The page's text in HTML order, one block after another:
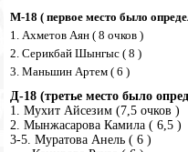
М-18 ( первое место было
1. Ахметов Аян ( 8 очков )
2. Серикбай Шынгыс ( 8 )
3. Маньшин Артем ( 6 )
Д-18 (третье место было
1. Мухит Айсезим (7,5 очков )
2. Мынжасарова Камила ( 6,5 )
3-5. Муратова Анель ( 6 )